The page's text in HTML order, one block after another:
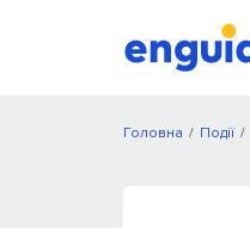
/
Головна /
Події